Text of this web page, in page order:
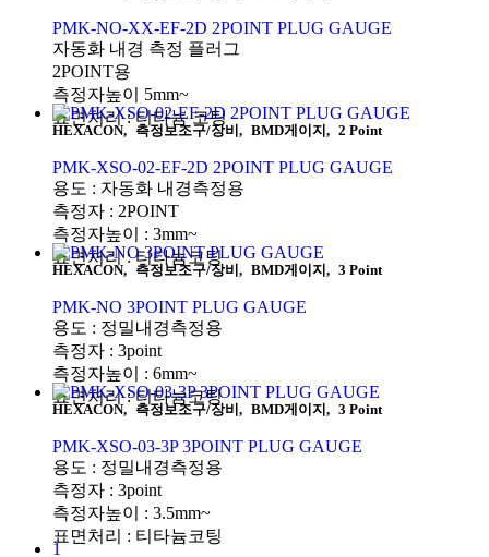
PMK-NO-XX-EF-2D 2POINT PLUG GAUGE
자동화 내경 측정 플러그
2POINT용
측정자높이 5mm~
표면처리 : 티타늄 코팅
HEXACON, 측정보조구/장비, BMD게이지, 2 Point
PMK-XSO-02-EF-2D 2POINT PLUG GAUGE
용도 : 자동화 내경측정용
측정자 : 2POINT
측정자높이 : 3mm~
표면처리 : 티타늄코팅
HEXACON, 측정보조구/장비, BMD게이지, 3 Point
PMK-NO 3POINT PLUG GAUGE
용도 : 정밀내경측정용
측정자 : 3point
측정자높이 : 6mm~
표면처리 : 티타늄코팅
HEXACON, 측정보조구/장비, BMD게이지, 3 Point
PMK-XSO-03-3P 3POINT PLUG GAUGE
용도 : 정밀내경측정용
측정자 : 3point
측정자높이 : 3.5mm~
표면처리 : 티타늄코팅
1